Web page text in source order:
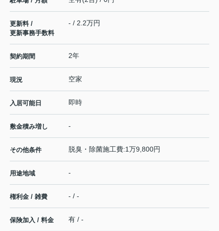
更新料 /
更新事務手数料
- / 2.2万円
契約期間 2年
現況 空家
入居可能日 即時
敷金積み増し -
その他条件 脱臭・除菌施工費:1万9,800円
用途地域 -
権利金 / 雑費 - / -
保険加入 / 料金 有 / -